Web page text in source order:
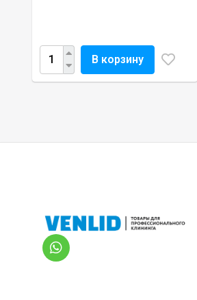
В корзину